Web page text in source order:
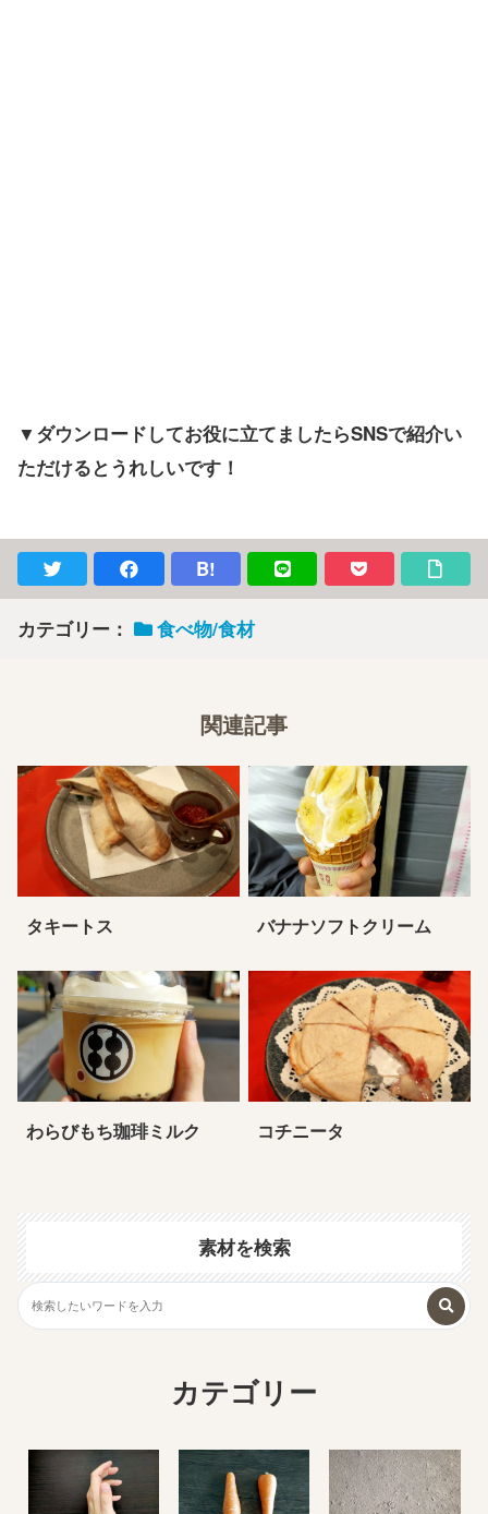
▼ダウンロードしてお役に立てましたらSNSで紹介い
ただけるとうれしいです！
B!
カテゴリー： 食べ物/食材
関連記事
タキートス バナナソフトクリーム
わらびもち珈琲ミルク コチニータ
素材を検索
カテゴリー